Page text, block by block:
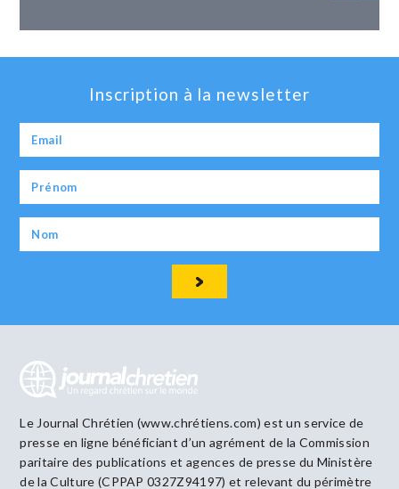
Inscription à la newsletter
Le Journal Chrétien (www.chrétiens.com) est un service de
presse en ligne bénéficiant d’un agrément de la Commission
paritaire des publications et agences de presse du Ministère
de la Culture (CPPAP 0327Z94197) et relevant du périmètre